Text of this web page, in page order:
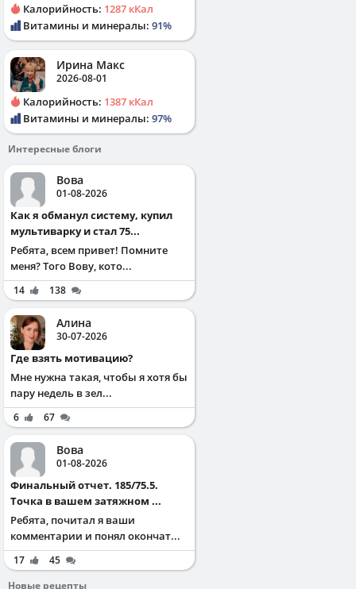
Калорийность: 1287 кКал
Витамины и минералы: 91%
Ирина Макс
2026-08-01
Калорийность: 1387 кКал
Витамины и минералы: 97%
Интересные блоги
Вова
01-08-2026
Как я обманул систему, купил
мультиварку и стал 75...
Ребята, всем привет! Помните
меня? Того Вову, кото...
14 138
Алина
30-07-2026
Где взять мотивацию?
Мне нужна такая, чтобы я хотя бы
пару недель в зел...
6 67
Вова
01-08-2026
Финальный отчет. 185/75.5.
Точка в вашем затяжном ...
Ребята, почитал я ваши
комментарии и понял окончат...
17
45
Новые рецепты